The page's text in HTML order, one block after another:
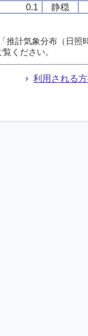
0.1 静穏
推計気象分布（日
覧ください。
利用される